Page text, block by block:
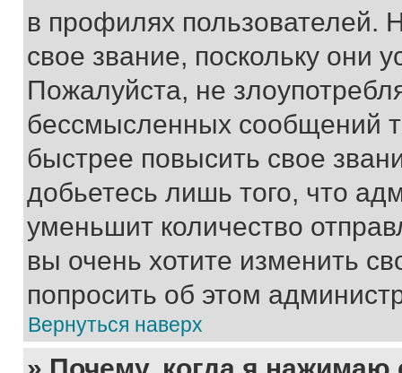
в профилях
свое звание, поскольку они
Пожалуйста, не
бессмысленных сообщений
быстрее повысить свое
добьетесь лишь того, что
уменьшит количество
вы очень хотите изменить
попросить об этом
Вернуться наверх